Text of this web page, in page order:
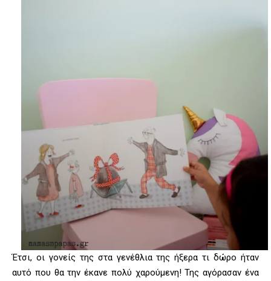
Έτσι, οι γονείς της στα γενέθλια της ήξερα τι δώρο ήταν
αυτό που θα την έκανε πολύ χαρούμενη! Της αγόρασαν ένα